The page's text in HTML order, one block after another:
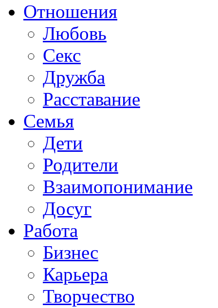
Отношения
Любовь
Секс
Дружба
Расставание
Семья
Дети
Родители
Взаимопонимание
Досуг
Работа
Бизнес
Карьера
Творчество